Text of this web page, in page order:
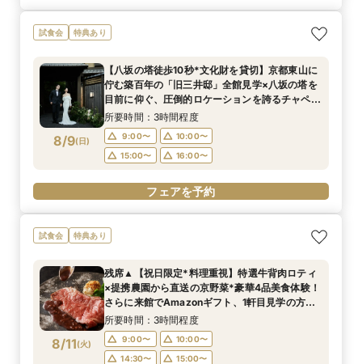
試食会 特典あり
8/9(日)
【八坂の塔徒歩10秒*文化財を貸切】京都東山に
佇む築百年の「旧三井邸」全館見学×八坂の塔を
目前に仰ぐ、圧倒的ロケーションを誇るチャペル
での入場体験◎さらに豪華4品試食付！
所要時間：3時間程度
9:00〜
10:00〜
15:00〜
16:00〜
フェアを予約
試食会 特典あり
8/11(火)
残席▲【祝日限定*料理重視】特選牛背肉ロティ
×提携農園から直送の京野菜*豪華4品美食体験！
さらに来館でAmazonギフト、1軒目見学の方は
ご成約で挙式料無料＆料理2ランクUP特典付◎
所要時間：3時間程度
9:00〜
10:00〜
14:30〜
15:00〜